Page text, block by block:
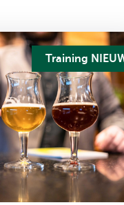
Training